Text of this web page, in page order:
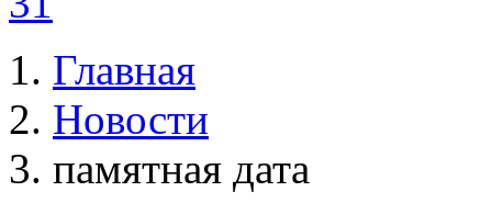
Главная
Новости
памятная дата